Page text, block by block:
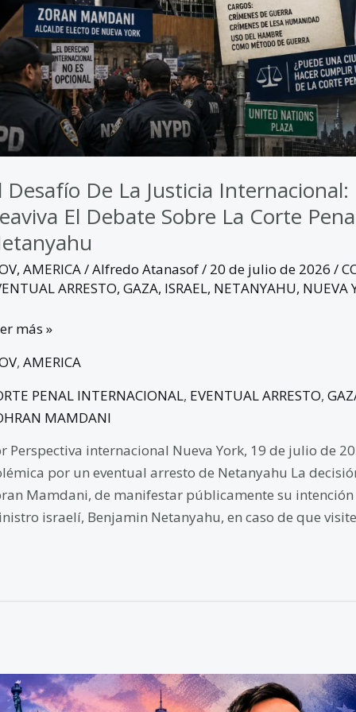
Desafío De La Justicia
El Debate Sobre La Corte
, AMERICA/Alfredo Atanasof/ 20 de julio de 2026 /
ARRESTO, GAZA, ISRAEL, NETANYAHU, NUEVA
más »
, AMERICA
PENAL INTERNACIONAL, EVENTUAL ARRESTO,
MAMDANI
Perspectiva internacional Nueva York, 19 de julio de
por un eventual arresto de Netanyahu La
Mamdani, de manifestar públicamente su
israelí, Benjamin Netanyahu, en caso de que